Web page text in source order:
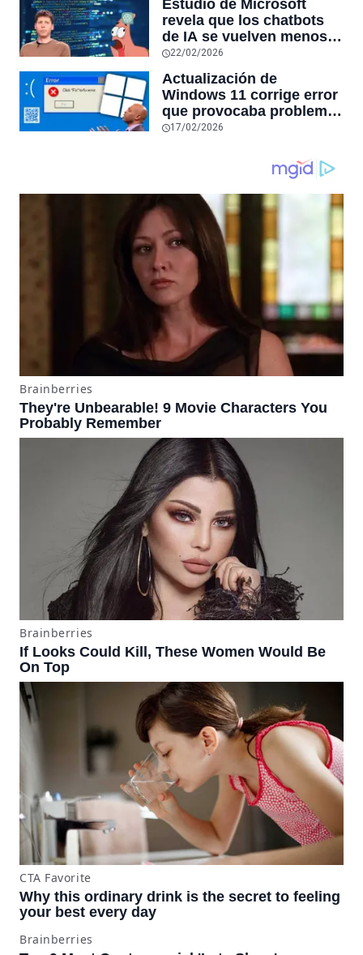
las aplicaciones con
sensores únicos o
conexiones especiales a
hardware
Estudio de Microsoft
revela que los chatbots
de IA se vuelven menos
confiables mientras más
tiempo hablas con ellos:
la falta de confiabilidad
sube un 112%
22/02/2026
Actualización de
Windows 11 corrige error
que provocaba problemas
al jugar en PC: los
producían desde 2023
17/02/2026